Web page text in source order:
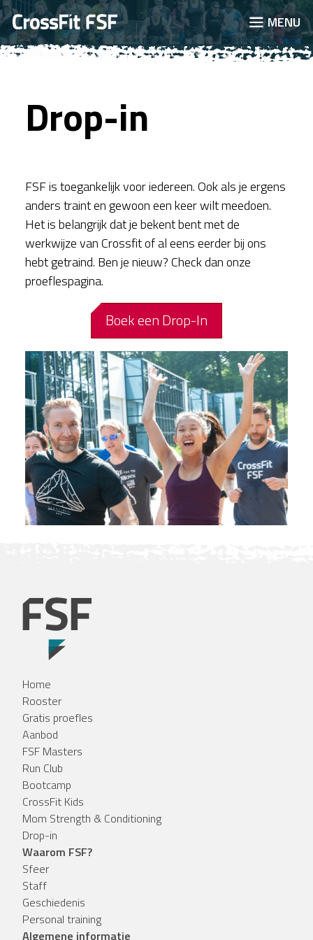
JUMP
MENU
Drop-in
FSF is toegankelijk voor iedereen. Ook als je ergens
anders traint en gewoon een keer wilt meedoen.
Het is belangrijk dat je bekent bent met de
werkwijze van Crossfit of al eens eerder bij ons
hebt getraind. Ben je nieuw? Check dan onze
proeflespagina.
Boek een Drop-In
Home
Rooster
Gratis proefles
Aanbod
FSF Masters
Run Club
Bootcamp
CrossFit Kids
Mom Strength & Conditioning
Drop-in
Waarom FSF?
Sfeer
Staff
Geschiedenis
Personal training
Algemene informatie